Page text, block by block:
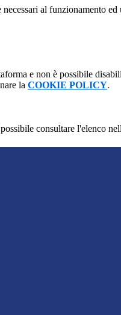
al funzionamento
e non è possibile
la COOKIE POLICY.
consultare l'elenco